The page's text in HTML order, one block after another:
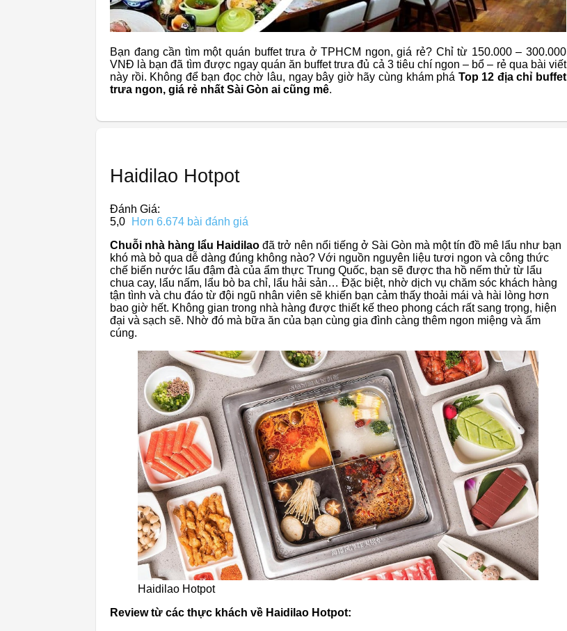
Bạn đang cần tìm một quán buffet trưa ở TPHCM ngon, giá rẻ? Chỉ từ 150.000 – 300.000
VNĐ là bạn đã tìm được ngay quán ăn buffet trưa đủ cả 3 tiêu chí ngon – bổ – rẻ qua bài viết
này rồi. Không để bạn đọc chờ lâu, ngay bây giờ hãy cùng khám phá Top 12 địa chỉ buffet
trưa ngon, giá rẻ nhất Sài Gòn ai cũng mê.
Haidilao Hotpot
Đánh Giá:
5,0
Hơn 6.674 bài đánh giá
Chuỗi nhà hàng lẩu Haidilao đã trở nên nổi tiếng ở Sài Gòn mà một tín đồ mê lẩu như bạn
khó mà bỏ qua dễ dàng đúng không nào? Với nguồn nguyên liệu tươi ngon và công thức
chế biến nước lẩu đậm đà của ẩm thực Trung Quốc, bạn sẽ được tha hồ nếm thử từ lẩu
chua cay, lẩu nấm, lẩu bò ba chỉ, lẩu hải sản… Đặc biệt, nhờ dịch vụ chăm sóc khách hàng
tận tình và chu đáo từ đội ngũ nhân viên sẽ khiến bạn cảm thấy thoải mái và hài lòng hơn
bao giờ hết. Không gian trong nhà hàng được thiết kế theo phong cách rất sang trọng, hiện
đại và sạch sẽ. Nhờ đó mà bữa ăn của bạn cùng gia đình càng thêm ngon miệng và ấm
cúng.
Haidilao Hotpot
Review từ các thực khách về Haidilao Hotpot: